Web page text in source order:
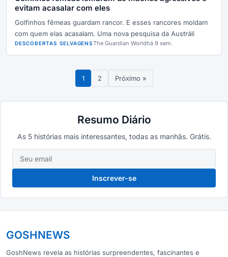
evitam acasalar com eles
Golfinhos fêmeas guardam rancor. E esses rancores moldam
com quem elas acasalam. Uma nova pesquisa da Austráli
DESCOBERTAS SELVAGENSThe Guardian Worldhá 9 sem.
1 2 Próximo »
Resumo Diário
As 5 histórias mais interessantes, todas as manhãs. Grátis.
Inscrever-se
GOSHNEWS
GoshNews revela as histórias surpreendentes, fascinantes e